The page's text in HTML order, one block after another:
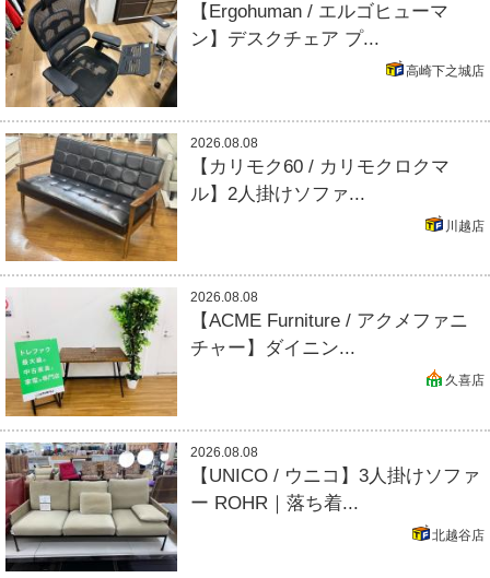
【Ergohuman / エルゴヒューマ
ン】デスクチェア プ...
高崎下之城店
2026.08.08
【カリモク60 / カリモクロクマ
ル】2人掛けソファ...
川越店
2026.08.08
【ACME Furniture / アクメファニ
チャー】ダイニン...
久喜店
2026.08.08
【UNICO / ウニコ】3人掛けソファ
ー ROHR｜落ち着...
北越谷店